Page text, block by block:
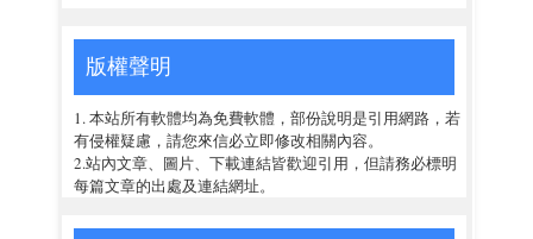
版權聲明
1. 本站所有軟體均為免費軟體，部份說明是引用網路，若
有侵權疑慮，請您來信必立即修改相關內容。
2.站內文章、圖片、下載連結皆歡迎引用，但請務必標明
每篇文章的出處及連結網址。